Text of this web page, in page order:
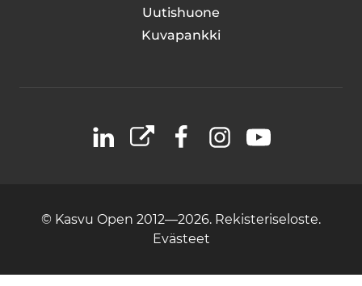
Uutishuone
Kuvapankki
LinkedIn
X FacebookInstagramYouTube
© Kasvu Open 2012—2026. Rekisteriseloste.
Evästeet